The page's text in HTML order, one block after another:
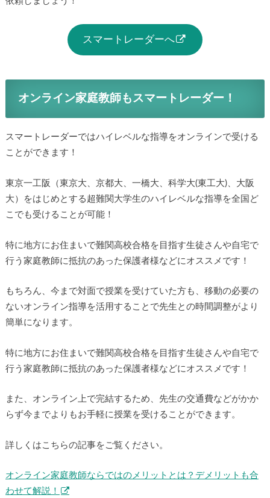
スマートレーダーへ
オンライン家庭教師もスマートレーダー！
スマートレーダーではハイレベルな指導をオンラインで受ける
ことができます！
東京一工阪（東京大、京都大、一橋大、科学大(東工大)、大阪
大）をはじめとする超難関大学生のハイレベルな指導を全国ど
こでも受けることが可能！
特に地方にお住まいで難関高校合格を目指す生徒さんや自宅で
行う家庭教師に抵抗のあった保護者様などにオススメです！
もちろん、今まで対面で授業を受けていた方も、移動の必要の
ないオンライン指導を活用することで先生との時間調整がより
簡単になります。
特に地方にお住まいで難関高校合格を目指す生徒さんや自宅で
行う家庭教師に抵抗のあった保護者様などにオススメです！
また、オンライン上で完結するため、先生の交通費などがかか
らず今までよりもお手軽に授業を受けることができます。
詳しくはこちらの記事をご覧ください。
オンライン家庭教師ならではのメリットとは？デメリットも合
わせて解説！